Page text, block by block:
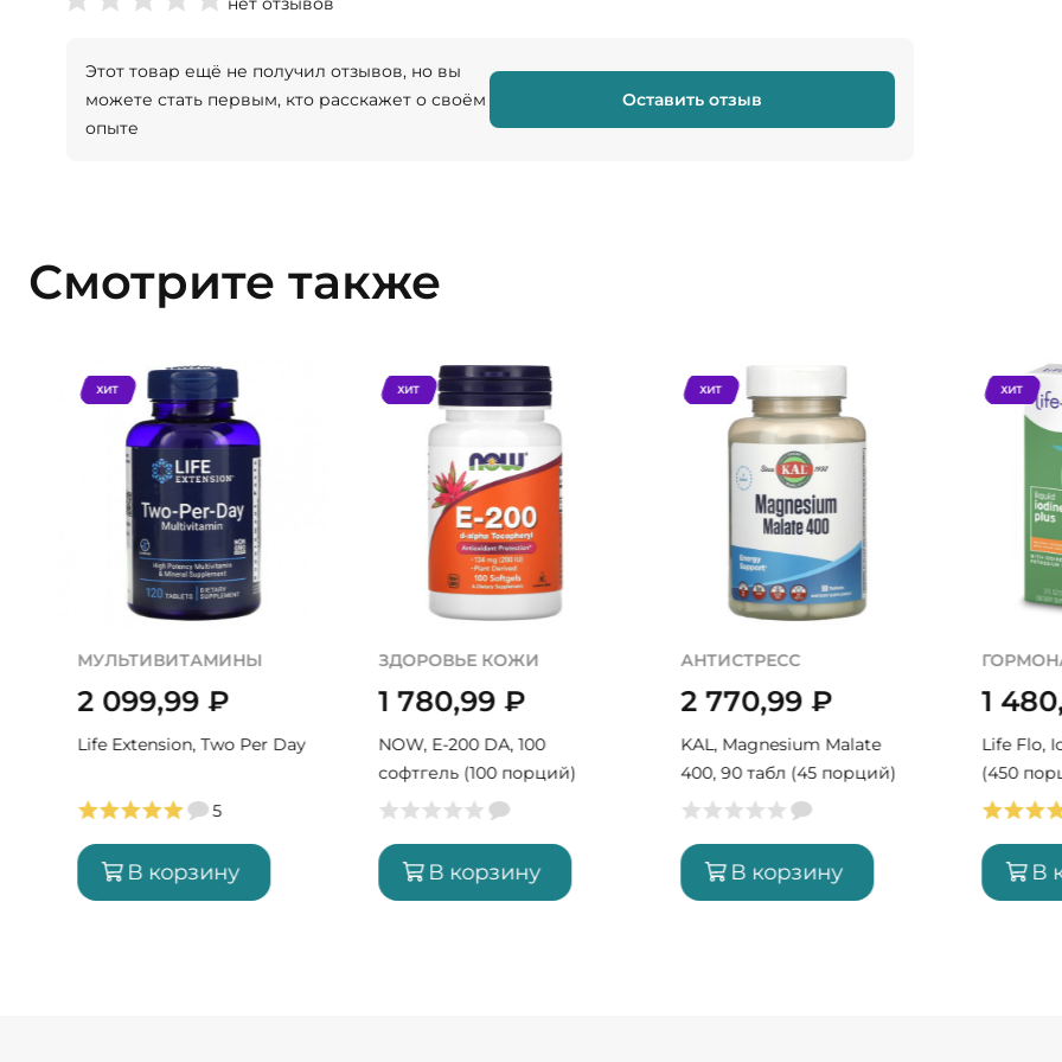
Этот товар ещё не получил отзывов, но вы
можете стать первым, кто расскажет о своём
опыте
Оставить отзыв
Смотрите также
ХИТ
МУЛЬТИВИТАМИНЫ
2 099,99₽
Life Extension, Two Per Day
5
В корзину
ХИТ
ЗДОРОВЬЕ КОЖИ
1 780,99₽
NOW, E-200 DA, 100
софтгель (100 порций)
В корзину
ХИТ
АНТИСТРЕСС
2 770,99 ₽
KAL, Magnesium Malate
400, 90 табл (45 порций)
В корзину
ХИТ
1
Life Flo,
(450
В